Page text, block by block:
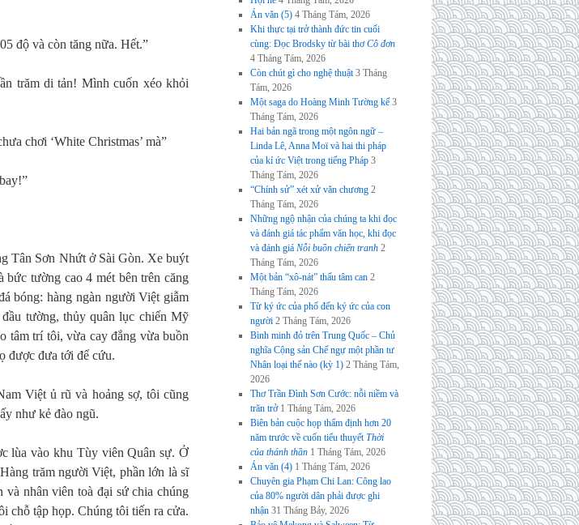
độ và còn tăng nữa. Hết.”
trăm di tản! Mình cuốn xéo khỏi
chơi ‘White Christmas’ mà”
Tân Sơn Nhứt ở Sài Gòn. Xe buýt
tường cao 4 mét bên trên căng
bóng: hàng ngàn người Việt giẫm
tường, thủy quân lục chiến Mỹ
tâm trí tôi, vừa cay đắng vừa buồn
được đưa tới để cứu.
Việt ủ rũ và hoảng sợ, tôi cũng
như kẻ đào ngũ.
lùa vào khu Tùy viên Quân sự. Ở
trăm người Việt, phần lớn là sĩ
nhân viên toà đại sứ chia chúng
chỗ tập họp. Chúng tôi tiến ra cửa.
Án văn (5) 4 Tháng Tám, 2026
Khi thực tại trở thành đức tin cuối
cùng: Đọc Brodsky từ bài thơCô đơn
4 Tháng Tám, 2026
Còn chút gì cho nghệ thuật 3 Tháng
Tám, 2026
Một saga do Hoàng Minh Tường kể 3
Tháng Tám, 2026
Hai bản ngã trong một ngôn ngữ –
Linda Lê, Anna Moï và hai thi pháp
của kí ức Việt trong tiếng Pháp 3
Tháng Tám, 2026
“Chính sử” xét xử văn chương 2
Tháng Tám, 2026
Những ngộ nhận của chúng ta khi đọc
và đánh giá tác phẩm văn học, khi đọc
và đánh giá Nỗi buồn chiến tranh 2
Tháng Tám, 2026
Một bản “xô-nát” thấu tâm can 2
Tháng Tám, 2026
Từ ký ức của phố đến ký ức của con
người 2 Tháng Tám, 2026
Bình minh đỏ trên Trung Quốc – Chủ
nghĩa Cộng sản Chế ngự một phần tư
Nhân loại thế nào (kỳ 1) 2 Tháng Tám,
2026
Thơ Trần Đình Sơn Cước: nỗi niềm và
trăn trở 1 Tháng Tám, 2026
Biên bản cuộc họp thẩm định hơn 20
năm trước về cuốn tiểu thuyếtThời
của thánh thần 1 Tháng Tám, 2026
Án văn (4) 1 Tháng Tám, 2026
Chuyên gia Phạm Chi Lan: Công lao
của 80% người dân phải được ghi
nhận 31 Tháng Bảy, 2026